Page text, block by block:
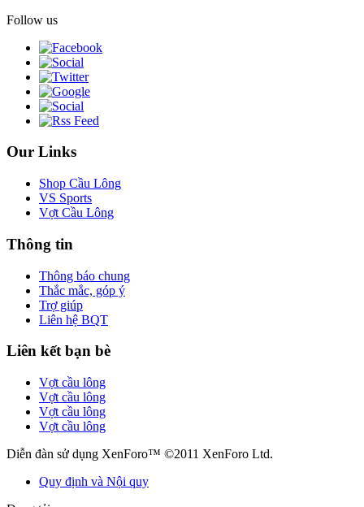
Follow us
Our Links
Shop Cầu Lông
VS Sports
Vợt Cầu Lông
Thông tin
Thông báo chung
Thắc mắc, góp ý
Trợ giúp
Liên hệ BQT
Liên kết bạn bè
Vợt cầu lông
Vợt cầu lông
Vợt cầu lông
Vợt cầu lông
Diễn đàn sử dụng XenForo™ ©2011 XenForo Ltd.
Quy định và Nội quy